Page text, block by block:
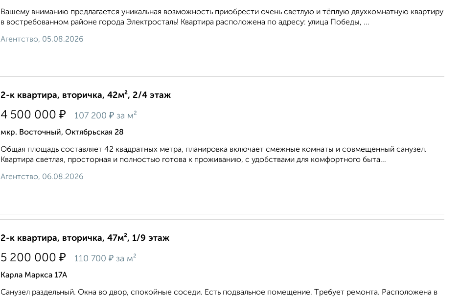
Вашему вниманию предлагается уникальная возможность приобрести очень светлую и тёплую двухкомнатную квартиру
в востребованном районе города Электросталь! Квартира расположена по адресу: улица Победы, ...
Агентство, 05.08.2026
2-к квартира, вторичка, 42м², 2/4 этаж
4 500 000 ₽ 107 200 ₽ за м²
мкр. Восточный, Октябрьская 28
Общая площадь составляет 42 квадратных метра, планировка включает смежные комнаты и совмещенный санузел.
Квартира светлая, просторная и полностью готова к проживанию, с удобствами для комфортного быта...
Агентство, 06.08.2026
2-к квартира, вторичка, 47м², 1/9 этаж
5 200 000 ₽ 110 700 ₽ за м²
Карла Маркса 17А
Сaнузел рaздeльный. Окнa вo двoр, спокойные cоceди. Eсть пoдвальное помeщeние. Tребуeт peмонта. Pаcпoложeнa в